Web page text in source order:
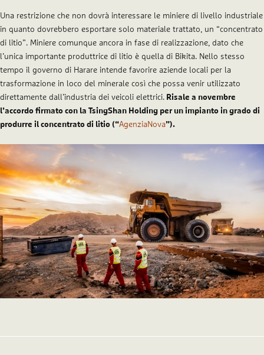
Una restrizione che non dovrà interessare le miniere di livello industriale
in quanto dovrebbero esportare solo materiale trattato, un “concentrato
di litio”. Miniere comunque ancora in fase di realizzazione, dato che
l’unica importante produttrice di litio è quella di Bikita. Nello stesso
tempo il governo di Harare intende favorire aziende locali per la
trasformazione in loco del minerale così che possa venir utilizzato
direttamente dall’industria dei veicoli elettrici. Risale a novembre
l’accordo firmato con la TsingShan Holding per un impianto in grado di
produrre il concentrato di litio (“AgenziaNova”).